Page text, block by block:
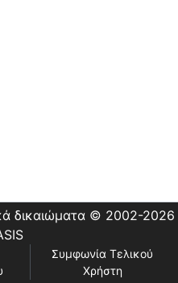
δικαιώματα © 2002-2026
Συμφωνία Τελικού
Χρήστη